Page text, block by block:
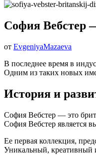
София Вебстер
от EvgeniyaMazaeva
В последнее время в
Одним из таких новых
История и
София Вебстер — это
София Вебстер является
Ее первая коллекция,
Уникальный, креативный